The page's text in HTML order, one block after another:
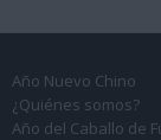
Año Nuevo Chino
¿Quiénes somos?
Año del Caballo de